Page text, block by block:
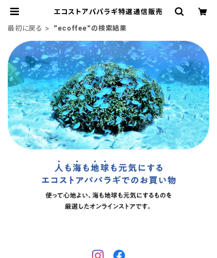
エコストアパパラギ特選通信販売
最初に戻る
"ecoffee"の検索結果